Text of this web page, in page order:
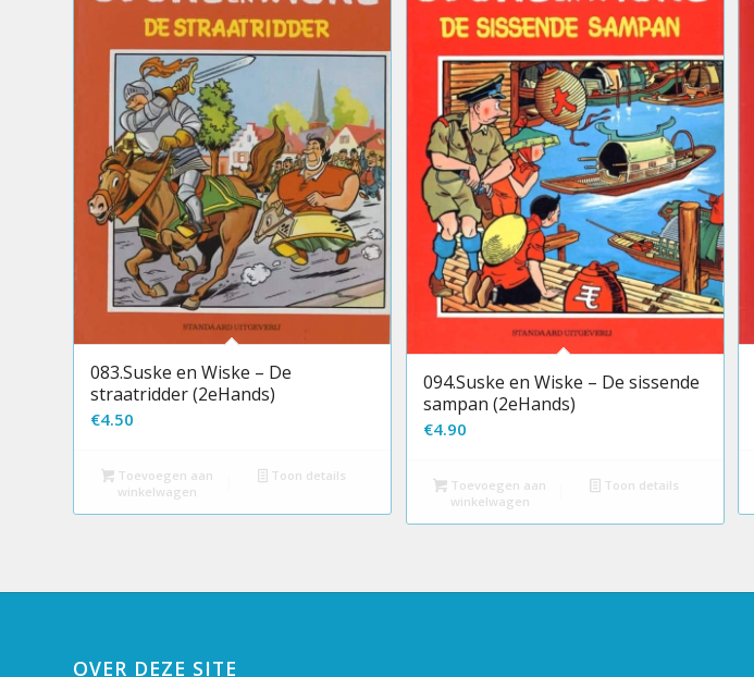
083.Suske en Wiske – De
straatridder (2eHands)
€4.50
Toevoegen aan
winkelwagen
Toon details
094.Suske en Wiske – De sissende
sampan (2eHands)
€4.90
Toevoegen aan
winkelwagen
Toon details
OVER DEZE SITE